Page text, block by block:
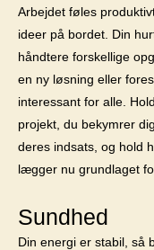
Arbejdet føles
ideer på bordet. Din
håndtere forskellige
en ny løsning eller
interessant for alle.
projekt, du bekymrer
deres indsats, og hold
lægger nu grundlaget
Sundhed
Din energi er stabil, så